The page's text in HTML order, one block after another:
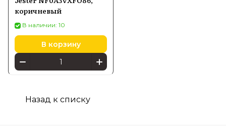
коричневый
В наличии: 10
В корзину
Назад к списку